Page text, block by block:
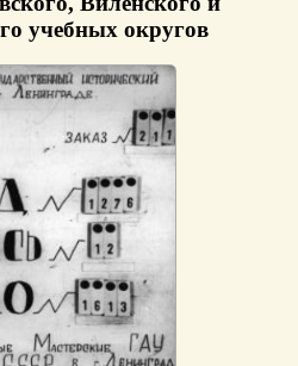
учебных округов